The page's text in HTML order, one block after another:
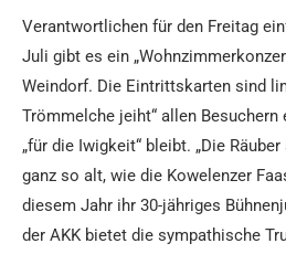
Verantwortlichen für den Freitag
Juli gibt es ein
Weindorf. Die Eintrittskarten sind
Trömmelche jeiht“ allen Besuchern
„für die Iwigkeit“ bleibt. „Die
ganz so alt, wie die Kowelenzer
diesem Jahr ihr 30-jähriges
der AKK bietet die sympathische